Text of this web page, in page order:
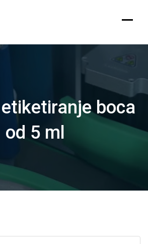
boca
od 5 ml